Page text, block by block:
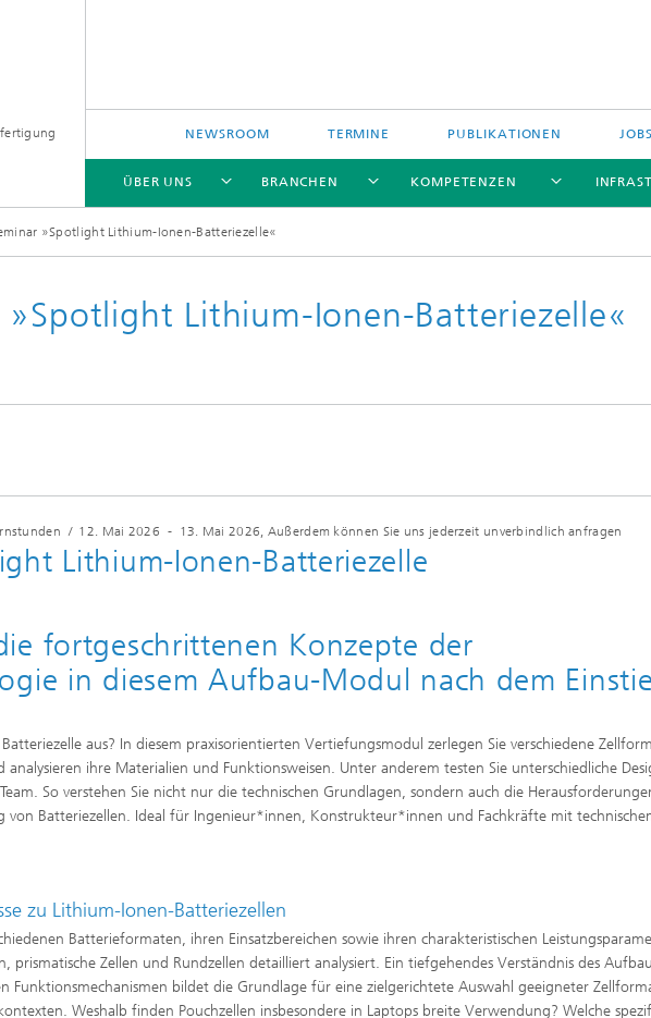
NEWSROOM TERMINE PUBLIKATIONEN
ÜBER UNS
Industriefinanzierte
BRANCHEN KOMPETENZEN
»Spotlight Lithium-Ionen-Batteriezelle«
»Spotlight Lithium-Ionen-Batteriezelle«
/ 12. Mai 2026 - 13. Mai 2026, Außerdem können Sie uns jederzeit unverbindlich anfragen
Lithium-Ionen-Batteriezelle
fortgeschrittenen Konzepte der
in diesem Aufbau-Modul nach dem
aus? In diesem praxisorientierten Vertiefungsmodul zerlegen Sie verschiedene
analysieren ihre Materialien und Funktionsweisen. Unter anderem testen Sie unterschiedliche
So verstehen Sie nicht nur die technischen Grundlagen, sondern auch die
von Batteriezellen. Ideal für Ingenieur*innen, Konstrukteur*innen und Fachkräfte mit
zu Lithium-Ionen-Batteriezellen
Batterieformaten, ihren Einsatzbereichen sowie ihren charakteristischen
prismatische Zellen und Rundzellen detailliert analysiert. Ein tiefgehendes Verständnis des
Funktionsmechanismen bildet die Grundlage für eine zielgerichtete Auswahl geeigneter
Weshalb finden Pouchzellen insbesondere in Laptops breite Verwendung? Welche